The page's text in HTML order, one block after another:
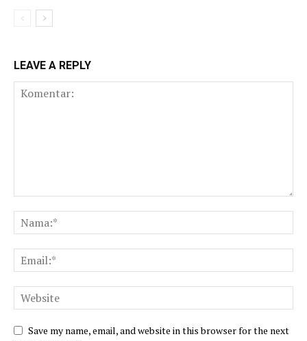
LEAVE A REPLY
Save my name, email, and website in this browser for the next